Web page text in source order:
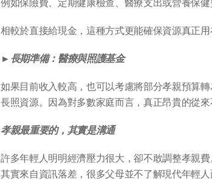
例如保險費、定期健康檢查、醫療支出或營養保健
相較於直接給現金，這種方式更能確保資源真正
►長期準備：醫療與照護基金
如果目前收入較高，也可以考慮將部分孝親預算
長照資源。因為對多數家庭而言，真正昂貴的從
孝親最重要的，其實是溝通
許多年輕人明明經濟壓力很大，卻不敢調整孝親
其實來自資訊落差，很多父母並不了解現代年輕